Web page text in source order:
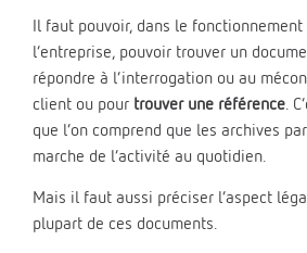
Il faut pouvoir, dans le
l’entreprise, pouvoir trouver un
répondre à l’interrogation ou au
client ou pour trouver une référence.
que l’on comprend que les archives
marche de l’activité au quotidien.
Mais il faut aussi préciser l’aspect
plupart de ces documents.